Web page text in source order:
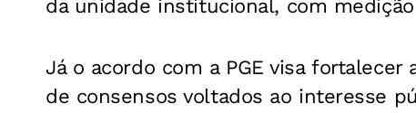
da unidade institucional, com
Já o acordo com a PGE visa
de consensos voltados ao interesse